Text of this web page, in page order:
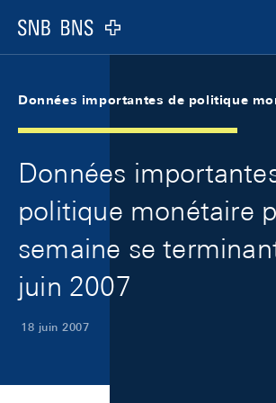
Logo
Données importantes de politique
Données
politique monétaire
semaine se
juin 2007
18 juin 2007